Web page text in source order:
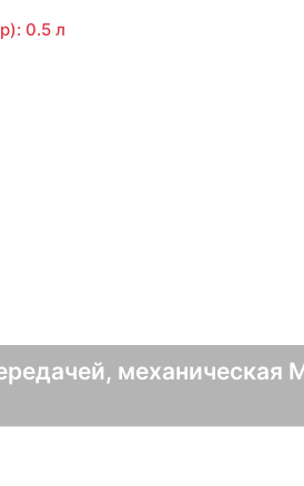
0.5 л
механическая